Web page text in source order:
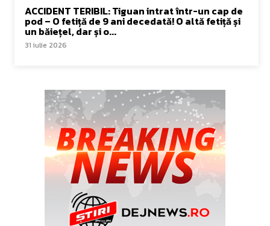
ACCIDENT TERIBIL: Tiguan intrat într-un cap de
pod – O fetiță de 9 ani decedată! O altă fetiță și
un băiețel, dar și o...
31 iulie 2026